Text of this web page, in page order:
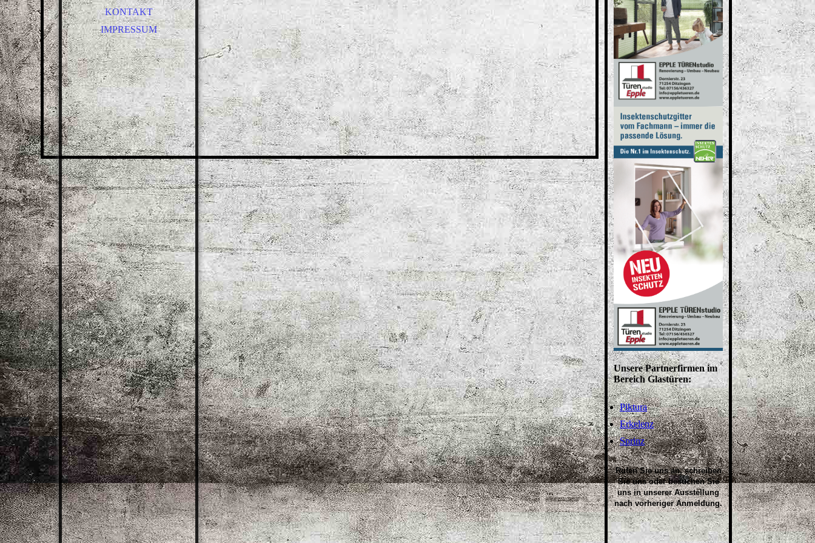
SICHERHEITSTECHNIK
INSEKTENSCHUTZ
SONNENSCHUTZ
INNENTÜREN
GANZGLASTÜREN
WOHNUNGSEINGANGSTÜ
REN
SCHIEBETÜREN
RENOVIERUNGSELEMENT
E
RAUMSPARTÜREN
BESCHLÄGE
SONDERANFERTIGUNGEN
DICHTUNGEN
KONTAKT
IMPRESSUM
Unsere Partnerfirmen im
Bereich Glastüren:
Piktura
Erkelenz
Sprinz
Rufen Sie uns an, schreiben
Sie uns oder besuchen Sie
uns in unserer Ausstellung
nachvorheriger Anmeldung.